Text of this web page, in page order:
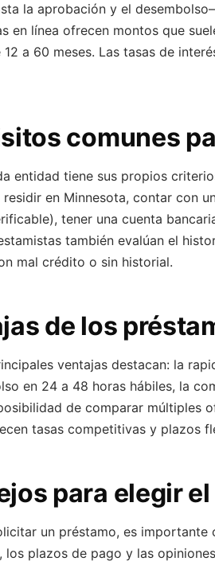
la aprobación y el
en línea ofrecen montos que
a 60 meses. Las tasas de
comunes
entidad tiene sus propios
residir en Minnesota, contar con
tener una cuenta
también evalúan el
mal crédito o sin historial.
de los
ventajas destacan: la
en 24 a 48 horas hábiles, la
de comparar múltiples
tasas competitivas y plazos
para elegir
un préstamo, es importante
los plazos de pago y las